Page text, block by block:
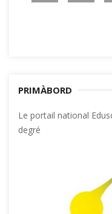
PRIMÀBORD
Le portail national
degré